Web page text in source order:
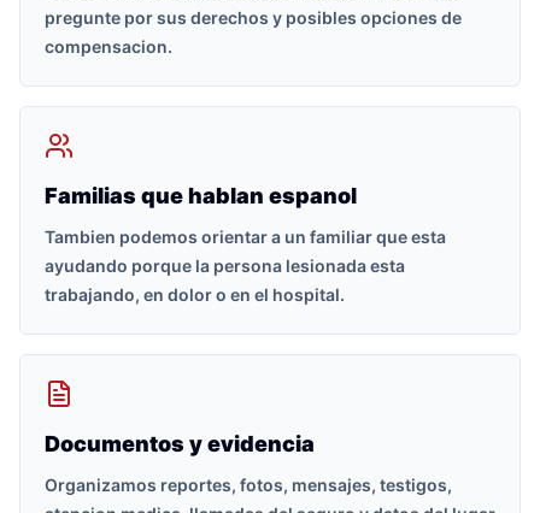
pregunte por sus derechos y posibles opciones de
compensacion.
Familias que hablan espanol
Tambien podemos orientar a un familiar que esta
ayudando porque la persona lesionada esta
trabajando, en dolor o en el hospital.
Documentos y evidencia
Organizamos reportes, fotos, mensajes, testigos,